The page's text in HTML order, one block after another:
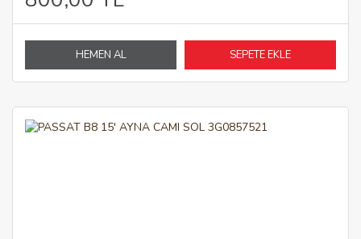
HEMEN AL SEPETE EKLE